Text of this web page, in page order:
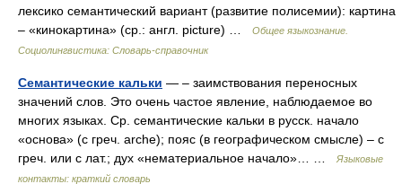
лексико семантический вариант (развитие полисемии): картина
– «кинокартина» (ср.: англ. picture) …
Общее языкознание.
Социолингвистика: Словарь-справочник
Семантические кальки — – заимствования переносных
значений слов. Это очень частое явление, наблюдаемое во
многих языках. Ср. семантические кальки в русск. начало
«основа» (с греч. arche); пояс (в географическом смысле) – с
греч. или с лат.; дух «нематериальное начало»… …
Языковые
контакты: краткий словарь